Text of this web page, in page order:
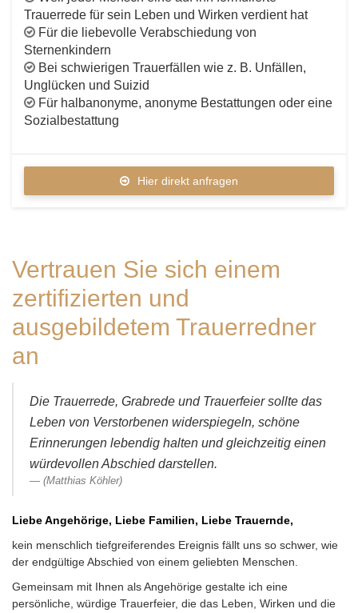
Trauerrede für sein Leben und Wirken verdient hat
Für die liebevolle Verabschiedung von
Sternenkindern
Bei schwierigen Trauerfällen wie z. B. Unfällen,
Unglücken und Suizid
Für halbanonyme, anonyme Bestattungen oder eine
Sozialbestattung
Hier direkt anfragen
Vertrauen Sie sich einem
zertifizierten und
ausgebildetem Trauerredner
an
Die Trauerrede, Grabrede und Trauerfeier sollte das
Leben von Verstorbenen widerspiegeln, schöne
Erinnerungen lebendig halten und gleichzeitig einen
würdevollen Abschied darstellen.
(Matthias Köhler)
Liebe Angehörige, Liebe Familien, Liebe Trauernde,
kein menschlich tiefgreiferendes Ereignis fällt uns so schwer, wie
der endgültige Abschied von einem geliebten Menschen.
Gemeinsam mit Ihnen als Angehörige gestalte ich eine
persönliche, würdige Trauerfeier, die das Leben, Wirken und die